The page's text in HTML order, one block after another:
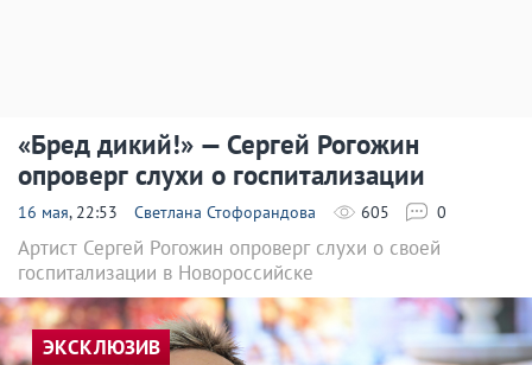
«Бред дикий!» — Сергей Рогожин
опроверг слухи о госпитализации
16 мая, 22:53 Светлана Стофорандова 605 0
Артист Сергей Рогожин опроверг слухи о своей
госпитализации в Новороссийске
ЭКСКЛЮЗИВ